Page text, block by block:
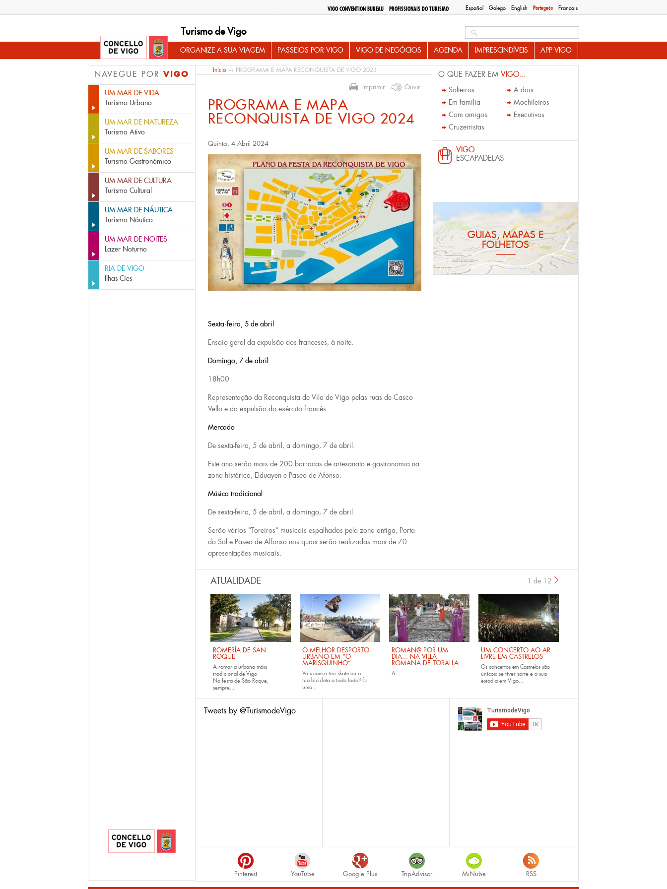
Español Galego English Português Français
VIGO CONVENTION BUREAU PROFISSIONAIS DO TURISMO
Turismo de Vigo
ORGANIZE A SUA VIAGEM PASSEIOS POR VIGO VIGO DE NEGÓCIOS AGENDA IMPRESCINDÍVEIS APP VIGO
NAVEGUE POR VIGO
UM MAR DE VIDA
Turismo Urbano
UM MAR DE NATUREZA
Turismo Ativo
UM MAR DE SABORES
Turismo Gastronómico
UM MAR DE CULTURA
Turismo Cultural
UM MAR DE NÁUTICA
Turismo Náutico
UM MAR DE NOITES
Lazer Noturno
RIA DE VIGO
Ilhas Cíes
Início→ PROGRAMA E MAPA RECONQUISTA DE VIGO 2024
Imprimir Ouvir
PROGRAMA E MAPA
RECONQUISTA DE VIGO 2024
Quinta, 4 Abril 2024
Sexta-feira, 5 de abril
Ensaio geral da expulsão dos franceses, à noite.
Domingo, 7 de abril
18h00
Representação da Reconquista de Vila de Vigo pelas ruas de Casco
Vello e da expulsão do exército francês.
Mercado
De sexta-feira, 5 de abril, a domingo, 7 de abril.
Este ano serão mais de 200 barracas de artesanato e gastronomia na
zona histórica, Elduayen e Paseo de Afonso.
Música tradicional
De sexta-feira, 5 de abril, a domingo, 7 de abril.
Serão vários “Toreiros” musicais espalhados pela zona antiga, Porta
do Sol e Paseo de Alfonso nos quais serão realizadas mais de 70
apresentações musicais.
O QUE FAZER EM VIGO...
Solteiros
A dois
Em família
Mochileiros
Com amigos
Executivos
Cruzeiristas
VIGO
ESCAPADELAS
GUIAS, MAPAS E
FOLHETOS
ATUALIDADE
ROMERÍA DE SAN
ROQUE
A romaria urbana máis
tradicional de Vigo
Na festa de São Roque,
sempre...
O MELHOR DESPORTO
URBANO EM “O
MARISQUINHO”
Vais com o teu skateou a
tua bicicleta a todo lado? És
uma...
ROMAN@ POR UM
DIA... NA VILLA
ROMANA DE TORALLA
A...
UM CONCERTO AO AR
LIVRE EM CASTRELOS
Os concertos em Castrelos são
únicos: se tiver sorte e a sua
estadia em Vigo...
1 de 12
Tweets by @TurismodeVigo
Pinterest YouTube Google Plus TripAdvisor MiNube RSS